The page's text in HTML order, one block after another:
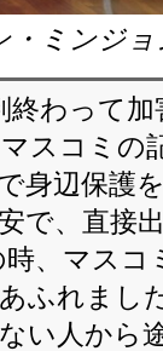
ミンジ
終わって
スコミの
身辺保護
で、直接
、マスコ
ふれまし
い人から